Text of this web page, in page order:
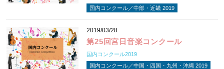
国内コンクール／中部・近畿 2019
2019/03/28
第25回宮日音楽コンクール
国内コンクール2019
国内コンクール／中国・四国・九州・沖縄 2019